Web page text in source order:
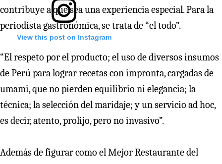
View this post on Instagram
contribuye a que sea una experiencia especial. Para la
periodista gastronómica, se trata de “el todo”.
“El respeto por el producto; el uso de diversos insumos
de Perú para lograr recetas con impronta, cargadas de
umami, que no pierden equilibrio ni elegancia; la
técnica; la selección del maridaje; y un servicio ad hoc,
es decir, atento, prolijo, pero no invasivo”.
Además de figurar como el Mejor Restaurante del